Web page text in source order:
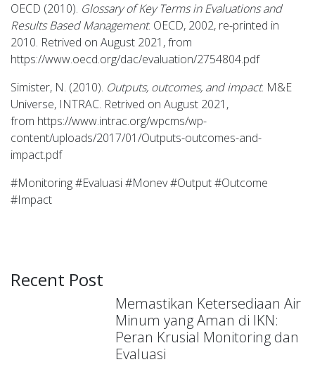
OECD (2010). Glossary of Key Terms in Evaluations and
Results Based Management. OECD, 2002, re-printed in
2010. Retrived on August 2021, from
https://www.oecd.org/dac/evaluation/2754804.pdf
Simister, N. (2010). Outputs, outcomes, and impact. M&E
Universe, INTRAC. Retrived on August 2021,
from https://www.intrac.org/wpcms/wp-
content/uploads/2017/01/Outputs-outcomes-and-
impact.pdf
#Monitoring #Evaluasi #Monev #Output #Outcome
#Impact
Recent Post
Memastikan Ketersediaan Air
Minum yang Aman di IKN:
Peran Krusial Monitoring dan
Evaluasi